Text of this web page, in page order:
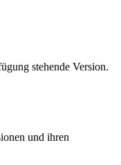
stehende Version.
und ihren